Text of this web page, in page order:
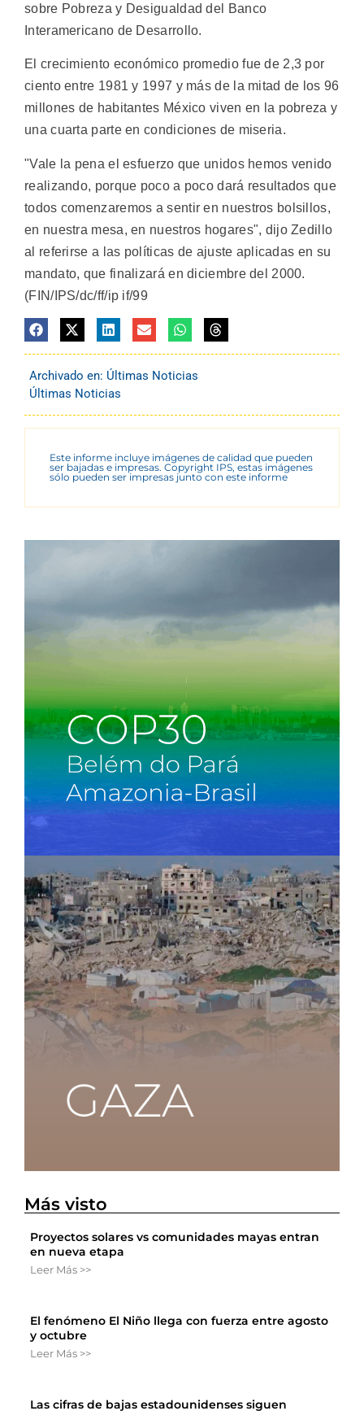
sobre Pobreza y Desigualdad del Banco
Interamericano de Desarrollo.
El crecimiento económico promedio fue de 2,3 por
ciento entre 1981 y 1997 y más de la mitad de los 96
millones de habitantes México viven en la pobreza y
una cuarta parte en condiciones de miseria.
"Vale la pena el esfuerzo que unidos hemos venido
realizando, porque poco a poco dará resultados que
todos comenzaremos a sentir en nuestros bolsillos,
en nuestra mesa, en nuestros hogares", dijo Zedillo
al referirse a las políticas de ajuste aplicadas en su
mandato, que finalizará en diciembre del 2000.
(FIN/IPS/dc/ff/ip if/99
Archivado en: Últimas Noticias
Últimas Noticias
Este informe incluye imágenes de calidad que pueden
ser bajadas e impresas. Copyright IPS, estas imágenes
sólo pueden ser impresas junto con este informe
Más visto
Proyectos solares vs comunidades mayas entran
en nueva etapa
Leer Más >>
El fenómeno El Niño llega con fuerza entre agosto
y octubre
Leer Más >>
Las cifras de bajas estadounidenses siguen